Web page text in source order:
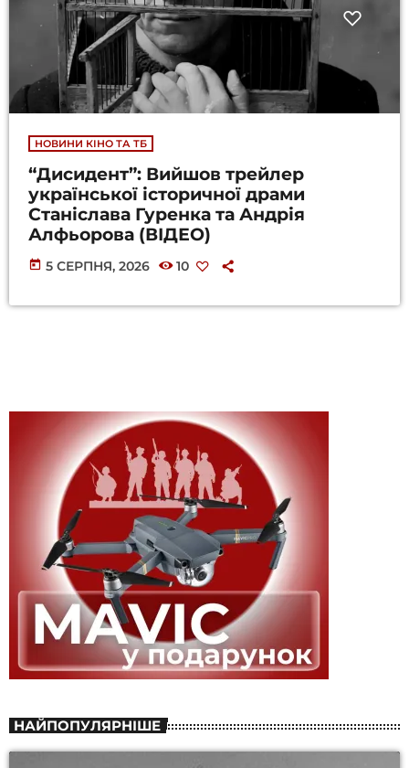
НОВИНИ КІНО ТА ТБ
“Дисидент”: Вийшов трейлер
української історичної драми
Станіслава Гуренка та Андрія
Алфьорова (ВІДЕО)
today 5 СЕРПНЯ, 2026 10
НАЙПОПУЛЯРНІШЕ